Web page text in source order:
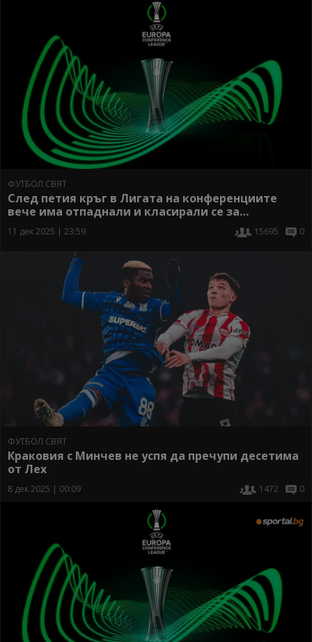
ФУТБОЛ СВЯТ
След петия кръг в Лигата на конференциите
вече има отпаднали и класирали се за
осминафиналите
11 дек 2025 | 23:59 15695 0
ФУТБОЛ СВЯТ
Краковия с Минчев не успя да пречупи десетима
от Лех
8 дек 2025 | 00:09 1472 0